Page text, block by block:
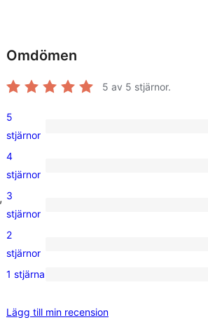
Omdömen
5 av 5 stjärnor.
7
5-
stjärniga
5
stjärnor
0
4-
stjärniga
4
stjärnor
0
3-
stjärniga
3
stjärnor
0
2-
recensioner
2
stjärnor
0
stjärniga
1 stjärna
Lägg till min recension